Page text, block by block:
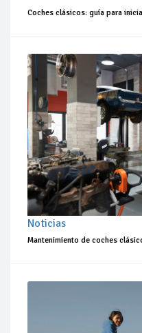
Coches clásicos: guía para
Noticias
Mantenimiento de coches